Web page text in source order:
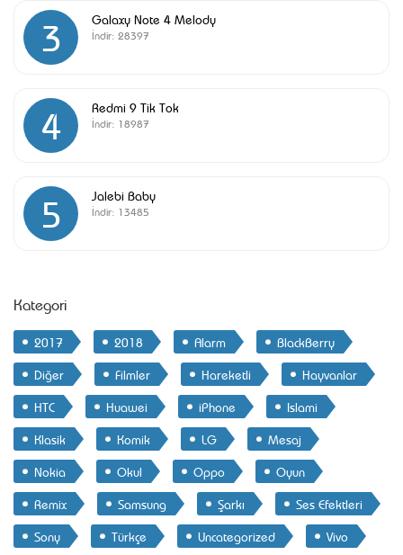
3 Galaxy Note 4 Melody
İndir: 28397
4 Redmi 9 Tik Tok
İndir: 18987
5 Jalebi Baby
İndir: 13485
Kategori
2017 2018 Alarm
BlackBerry
Diğer
Filmler Hareketli
Hayvanlar
HTC
Huawei iPhone
Islami
Klasik
Komik LG
Mesaj
Nokia
Okul Oppo
Oyun
Remix
Samsung Şarkı
Ses Efektleri
Sony
Türkçe Uncategorized Vivo